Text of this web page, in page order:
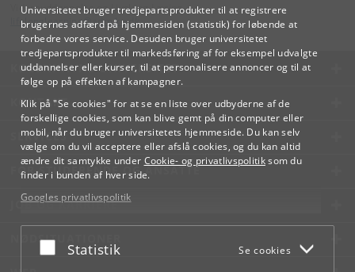
Universitetet bruger tredjepartsprodukter til at registrere
brugernes adfærd på hjemmesiden (statistik) for løbende at
forbedre vores service. Desuden bruger universitetet
tredjepartsprodukter til markedsføring af for eksempel udvalgte
uddannelser eller kurser, til at personalisere annoncer og til at
følge op på effekten af kampagner.
Klik på "Se cookies" for at se en liste over udbyderne af de
forskellige cookies, som kan blive gemt på din computer eller
mobil, når du bruger universitetets hjemmeside. Du kan selv
vælge om du vil acceptere eller afslå cookies, og du kan altid
ændre dit samtykke under Cookie- og privatlivspolitiksom du
finder i bunden af hver side.
Googles privatlivspolitik
Acceptér eller afslå
Statistik Se cookies
Videreuddannelse og Livslang Læring
lifelonglearning@adm.ku.dk
KØBENHAVNS UNIVERSITET
KONTAKT
SERVICES
FOR STUDERENDE OG ANSATTE
JOB OG KARRIERE
NØDSITUATIONER